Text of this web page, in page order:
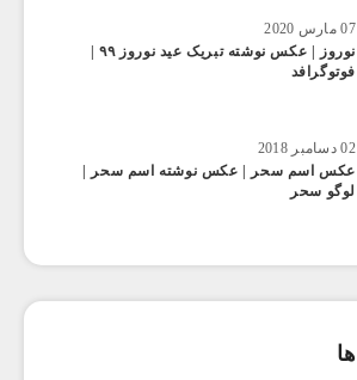
07 مارس 2020
نوروز | عکس نوشته تبریک عید نوروز ۹۹ |
فوتوگرافد
02 دسامبر 2018
عکس اسم سحر | عکس نوشته اسم سحر |
لوگو سحر